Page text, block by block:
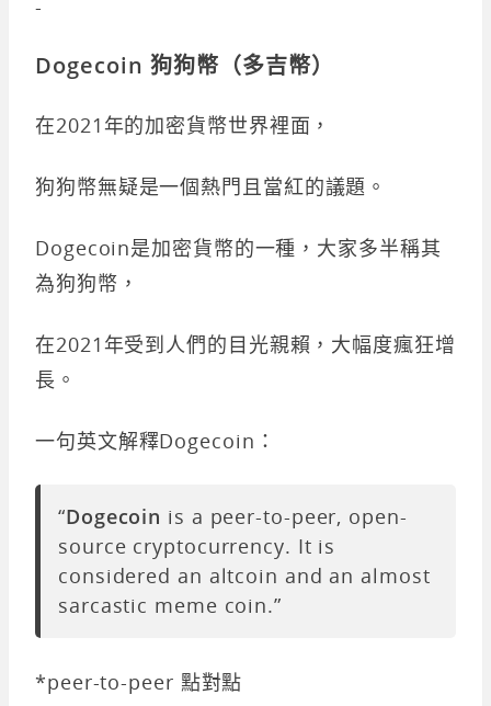
-
Dogecoin 狗狗幣（多吉幣）
在2021年的加密貨幣世界裡面，
狗狗幣無疑是一個熱門且當紅的議題。
Dogecoin是加密貨幣的一種，大家多半稱其
為狗狗幣，
在2021年受到人們的目光親賴，大幅度瘋狂增
長。
一句英文解釋Dogecoin：
“Dogecoin is a peer-to-peer, open-
source cryptocurrency. It is
considered an altcoin and an almost
sarcastic meme coin.”
*peer-to-peer 點對點